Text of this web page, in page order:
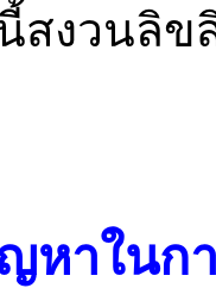
สงวนลิ
าในกา